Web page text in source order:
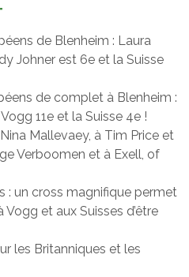
de Blenheim : Laura
Johner est 6e et la Suisse
de complet à Blenheim :
11e et la Suisse 4e !
Mallevaey, à Tim Price et
Verboomen et à Exell, of
: un cross magnifique permet
et aux Suisses d’être
les Britanniques et les